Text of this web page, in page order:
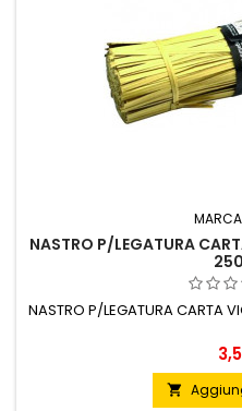
NASTRO P/LEGATURA
NASTRO P/LEGATURA CARTA
